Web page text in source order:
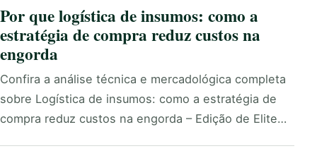
Por que logística de insumos: como a
estratégia de compra reduz custos na
engorda
Confira a análise técnica e mercadológica completa
sobre Logística de insumos: como a estratégia de
compra reduz custos na engorda – Edição de Elite…